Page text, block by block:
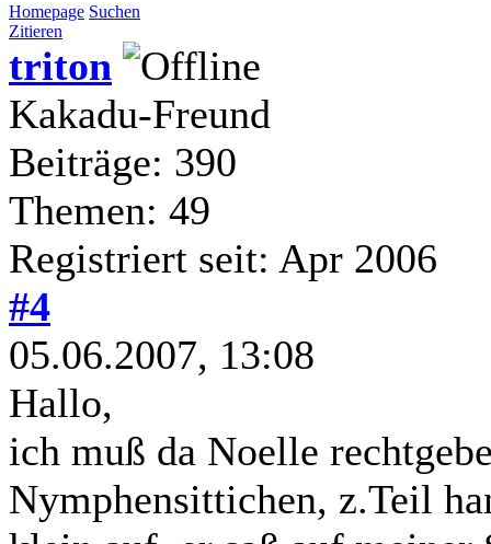
Homepage Suchen
Zitieren
triton
Kakadu-Freund
Beiträge: 390
Themen: 49
Registriert seit: Apr 2006
#4
05.06.2007, 13:08
Hallo,
ich muß da Noelle
Nymphensittichen, z.Teil